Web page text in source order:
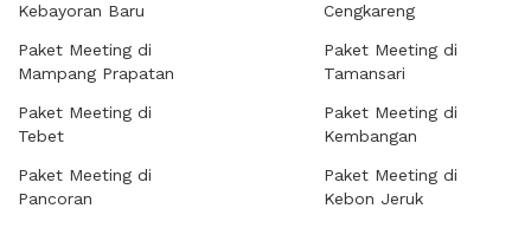
Kebayoran Baru
Paket Meeting di
Mampang Prapatan
Paket Meeting di
Tebet
Paket Meeting di
Pancoran
Cengkareng
Paket Meeting di
Tamansari
Paket Meeting di
Kembangan
Paket Meeting di
Kebon Jeruk